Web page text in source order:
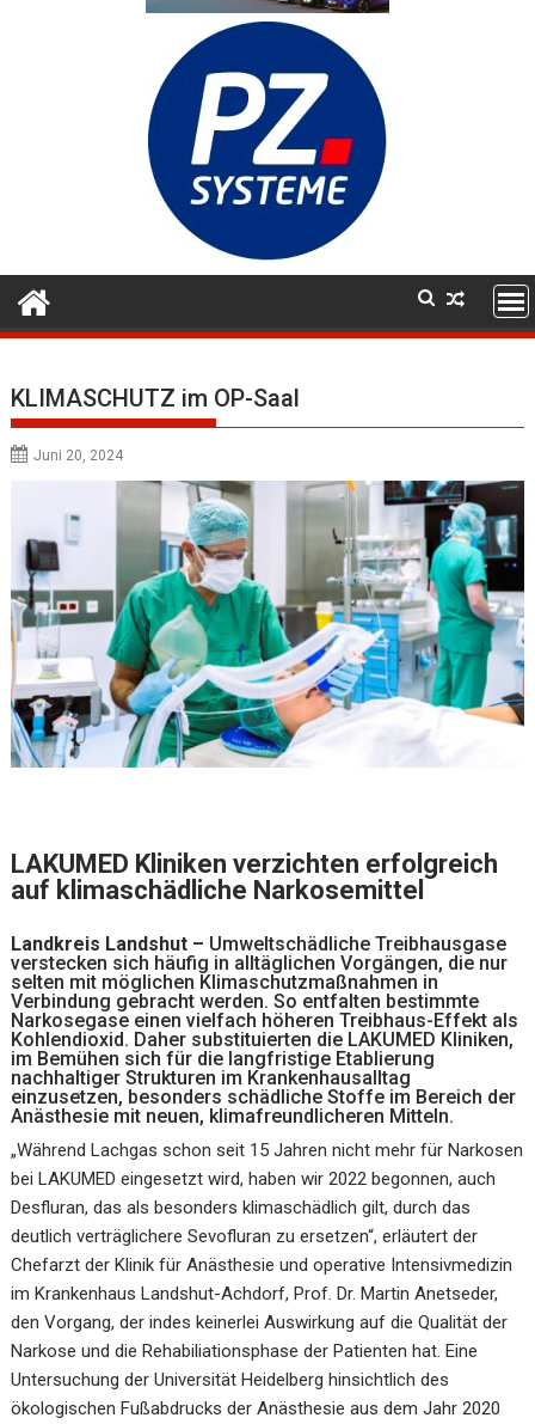
KLIMASCHUTZ im OP-Saal
Juni 20, 2024
LAKUMED Kliniken verzichten erfolgreich
auf klimaschädliche Narkosemittel
Landkreis Landshut – Umweltschädliche Treibhausgase
verstecken sich häufig in alltäglichen Vorgängen, die nur
selten mit möglichen Klimaschutzmaßnahmen in
Verbindung gebracht werden. So entfalten bestimmte
Narkosegase einen vielfach höheren Treibhaus-Effekt als
Kohlendioxid. Daher substituierten die LAKUMED Kliniken,
im Bemühen sich für die langfristige Etablierung
nachhaltiger Strukturen im Krankenhausalltag
einzusetzen, besonders schädliche Stoffe im Bereich der
Anästhesie mit neuen, klimafreundlicheren Mitteln.
„Während Lachgas schon seit 15 Jahren nicht mehr für Narkosen
bei LAKUMED eingesetzt wird, haben wir 2022 begonnen, auch
Desfluran, das als besonders klimaschädlich gilt, durch das
deutlich verträglichere Sevofluran zu ersetzen“, erläutert der
Chefarzt der Klinik für Anästhesie und operative Intensivmedizin
im Krankenhaus Landshut-Achdorf, Prof. Dr. Martin Anetseder,
den Vorgang, der indes keinerlei Auswirkung auf die Qualität der
Narkose und die Rehabiliationsphase der Patienten hat. Eine
Untersuchung der Universität Heidelberg hinsichtlich des
ökologischen Fußabdrucks der Anästhesie aus dem Jahr 2020